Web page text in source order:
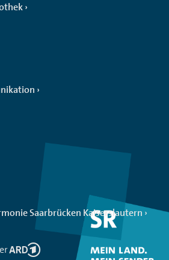
Saarbrücken Kaiserslautern